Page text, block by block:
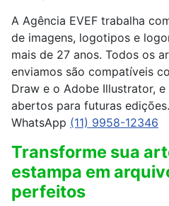
A Agência EVEF trabalha
de imagens, logotipos e
mais de 27 anos. Todos os
enviamos são compatíveis
Draw e o Adobe Illustrator, e
abertos para futuras
WhatsApp (11) 9958-12346
Transforme sua
estampa em
perfeitos